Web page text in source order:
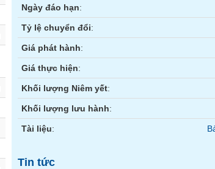
Ngày đáo hạn:
Tỷ lệ chuyển đổi:
Giá phát hành:
Giá thực hiện:
Khối lượng Niêm yết:
Khối lượng lưu hành:
Tài liệu:
Tin tức